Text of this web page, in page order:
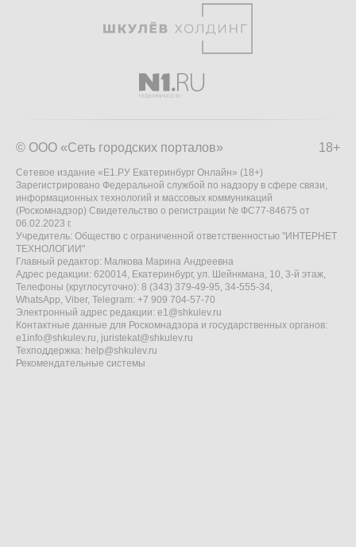
18+
© ООО «Сеть городских порталов»
Сетевое издание «Е1.РУ Екатеринбург Онлайн» (18+)
Зарегистрировано Федеральной службой по надзору в сфере связи,
информационных технологий и массовых коммуникаций
(Роскомнадзор) Свидетельство о регистрации № ФС77-84675 от
06.02.2023 г.
Учредитель: Общество с ограниченной ответственностью "ИНТЕРНЕТ
ТЕХНОЛОГИИ"
Главный редактор: Малкова Марина Андреевна
Адрес редакции: 620014, Екатеринбург, ул. Шейнкмана, 10, 3-й этаж,
Телефоны (круглосуточно): 8 (343) 379-49-95, 34-555-34,
WhatsApp, Viber, Telegram: +7 909 704-57-70
Электронный адрес редакции: e1@shkulev.ru
Контактные данные для Роскомнадзора и государственных органов:
e1info@shkulev.ru, juristekat@shkulev.ru
Техподдержка: help@shkulev.ru
Рекомендательные системы